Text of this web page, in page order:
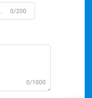
0/200
0/1000